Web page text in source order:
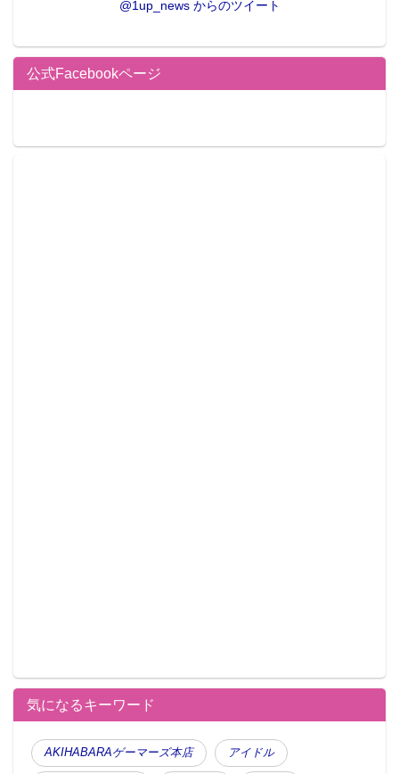
@1up_news からのツイート
公式Facebookページ
気になるキーワード
AKIHABARAゲーマーズ本店 アイドル